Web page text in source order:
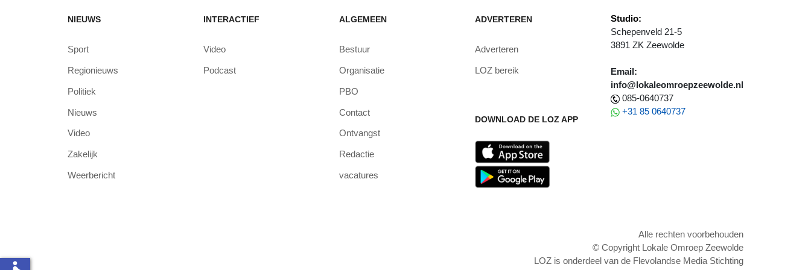
NIEUWS
Sport
Regionieuws
Politiek
Nieuws
Video
Zakelijk
Weerbericht
INTERACTIEF
Video
Podcast
ALGEMEEN
Bestuur
Organisatie
PBO
Contact
Ontvangst
Redactie
vacatures
ADVERTEREN
Adverteren
LOZ bereik
DOWNLOAD DE LOZ APP
Studio:
Schepenveld 21-5
3891 ZK Zeewolde
Email:
info@lokaleomroepzeewolde.nl
085-0640737
+31 85 0640737
Alle rechten voorbehouden
© Copyright Lokale Omroep Zeewolde
LOZ is onderdeel van de Flevolandse Media Stichting